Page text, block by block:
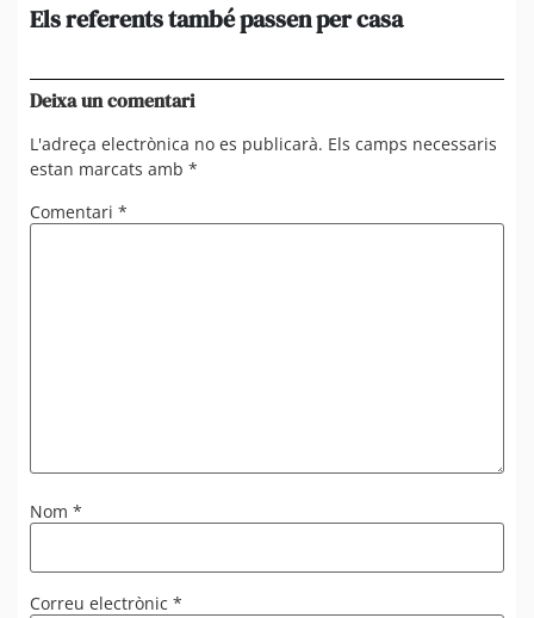
Els referents també passen per casa
Deixa un comentari
L'adreça electrònica no es publicarà. Els camps necessaris
estan marcats amb *
Comentari *
Nom *
Correu electrònic *